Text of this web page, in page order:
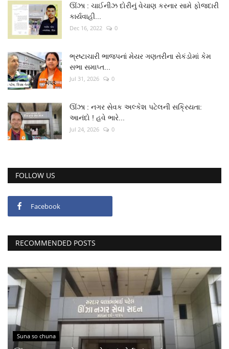
ઊંઝા : ચાઈનીઝ દોરીનું વેચાણ કરનાર સામે ફોજદારી
કાર્યવાહી...
Dec 16, 2022 0
ભ્રષ્ટાચારી ભાજપનાં મેયર ગણતરીના સેકંડોમાં કેમ
સભા સમાપ્ત...
Jul 31, 2026 0
ઊંઝા : નગર સેવક અલ્કેશ પટેલની સક્રિયતા:
આનંદો ! હવે ભારે...
Jul 24, 2026 0
FOLLOW US
Facebook
RECOMMENDED POSTS
Suna so chuna